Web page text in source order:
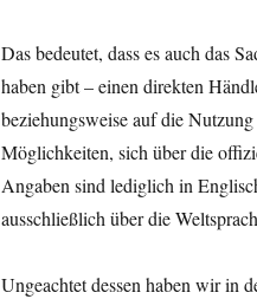
Das bedeutet, dass es auch das
haben gibt – einen direkten
beziehungsweise auf die
Möglichkeiten, sich über die
Angaben sind lediglich in
ausschließlich über die
Ungeachtet dessen haben wir in